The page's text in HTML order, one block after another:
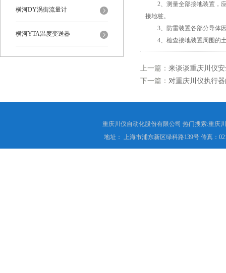
横河DY涡街流量计
横河YTA温度变送器
2、测量全部接地装置，应
接地桩。
3、防雷装置各部分导体因
4、检查接地装置周围的土
上一篇： 来谈谈重庆川仪
下一篇： 对重庆川仪执行
重庆川仪自动化股份有限公司 热门搜索:重庆
地址： 上海市浦东新区绿科路139号 传真：